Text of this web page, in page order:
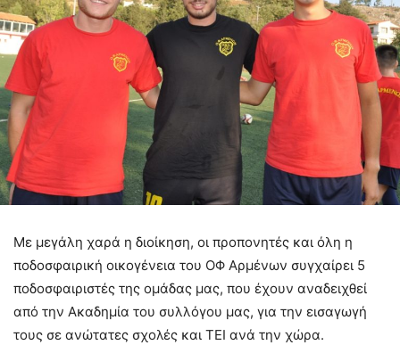
Με μεγάλη χαρά η διοίκηση, οι προπονητές και όλη η
ποδοσφαιρική οικογένεια του ΟΦ Αρμένων συγχαίρει 5
ποδοσφαιριστές της ομάδας μας, που έχουν αναδειχθεί
από την Ακαδημία του συλλόγου μας, για την εισαγωγή
τους σε ανώτατες σχολές και ΤΕΙ ανά την χώρα.